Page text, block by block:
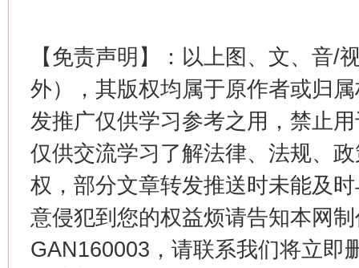
【免责声明】：以上图、文、音/
外），其版权均属于原作者或归
发推广仅供学习参考之用，禁止
仅供交流学习了解法律、法规、
权，部分文章转发推送时未能及
意侵犯到您的权益烦请告知本网
GAN160003，请联系我们将立即
这是一记警钟！ 谢